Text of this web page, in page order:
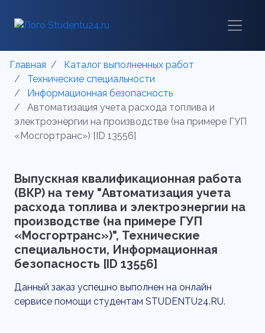
Главная
Каталог выполненных работ
Технические специальности
Информационная безопасность
Автоматизация учета расхода топлива и
электроэнергии на производстве (на примере ГУП
«Мосгортранс») [ID 13556]
Выпускная квалификационная работа
(ВКР) на тему "Автоматизация учета
расхода топлива и электроэнергии на
производстве (на примере ГУП
«Мосгортранс»)", Технические
специальности, Информационная
безопасность [ID 13556]
Данный заказ успешно выполнен на онлайн
сервисе помощи студентам STUDENTU24.RU.